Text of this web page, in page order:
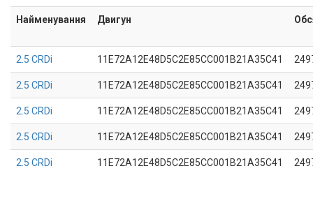
Найменування Двигун
2.5 CRDi 11E72A12E48D5C2E85CC001B21A35C41
2.5 CRDi 11E72A12E48D5C2E85CC001B21A35C41
2.5 CRDi 11E72A12E48D5C2E85CC001B21A35C41
2.5 CRDi 11E72A12E48D5C2E85CC001B21A35C41
2.5 CRDi 11E72A12E48D5C2E85CC001B21A35C41